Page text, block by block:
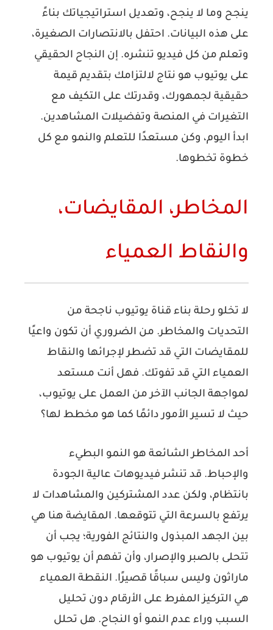
ينجح وما لا ينجح، وتعديل استراتيجياتك بناءً
على هذه البيانات. احتفل بالانتصارات الصغيرة،
وتعلم من كل فيديو تنشره. إن النجاح الحقيقي
على يوتيوب هو نتاج لالتزامك بتقديم قيمة
حقيقية لجمهورك، وقدرتك على التكيف مع
التغيرات في المنصة وتفضيلات المشاهدين.
ابدأ اليوم، وكن مستعدًا للتعلم والنمو مع كل
خطوة تخطوها.
المخاطر، المقايضات،
والنقاط العمياء
لا تخلو رحلة بناء قناة يوتيوب ناجحة من
التحديات والمخاطر. من الضروري أن تكون واعيًا
للمقايضات التي قد تضطر لإجرائها والنقاط
العمياء التي قد تفوتك. فهل أنت مستعد
لمواجهة الجانب الآخر من العمل على يوتيوب،
حيث لا تسير الأمور دائمًا كما هو مخطط لها؟
أحد المخاطر الشائعة هو النمو البطيء
والإحباط. قد تنشر فيديوهات عالية الجودة
بانتظام، ولكن عدد المشتركين والمشاهدات لا
يرتفع بالسرعة التي تتوقعها. المقايضة هنا هي
بين الجهد المبذول والنتائج الفورية؛ يجب أن
تتحلى بالصبر والإصرار، وأن تفهم أن يوتيوب هو
ماراثون وليس سباقًا قصيرًا. النقطة العمياء
هي التركيز المفرط على الأرقام دون تحليل
السبب وراء عدم النمو أو النجاح. هل تحلل